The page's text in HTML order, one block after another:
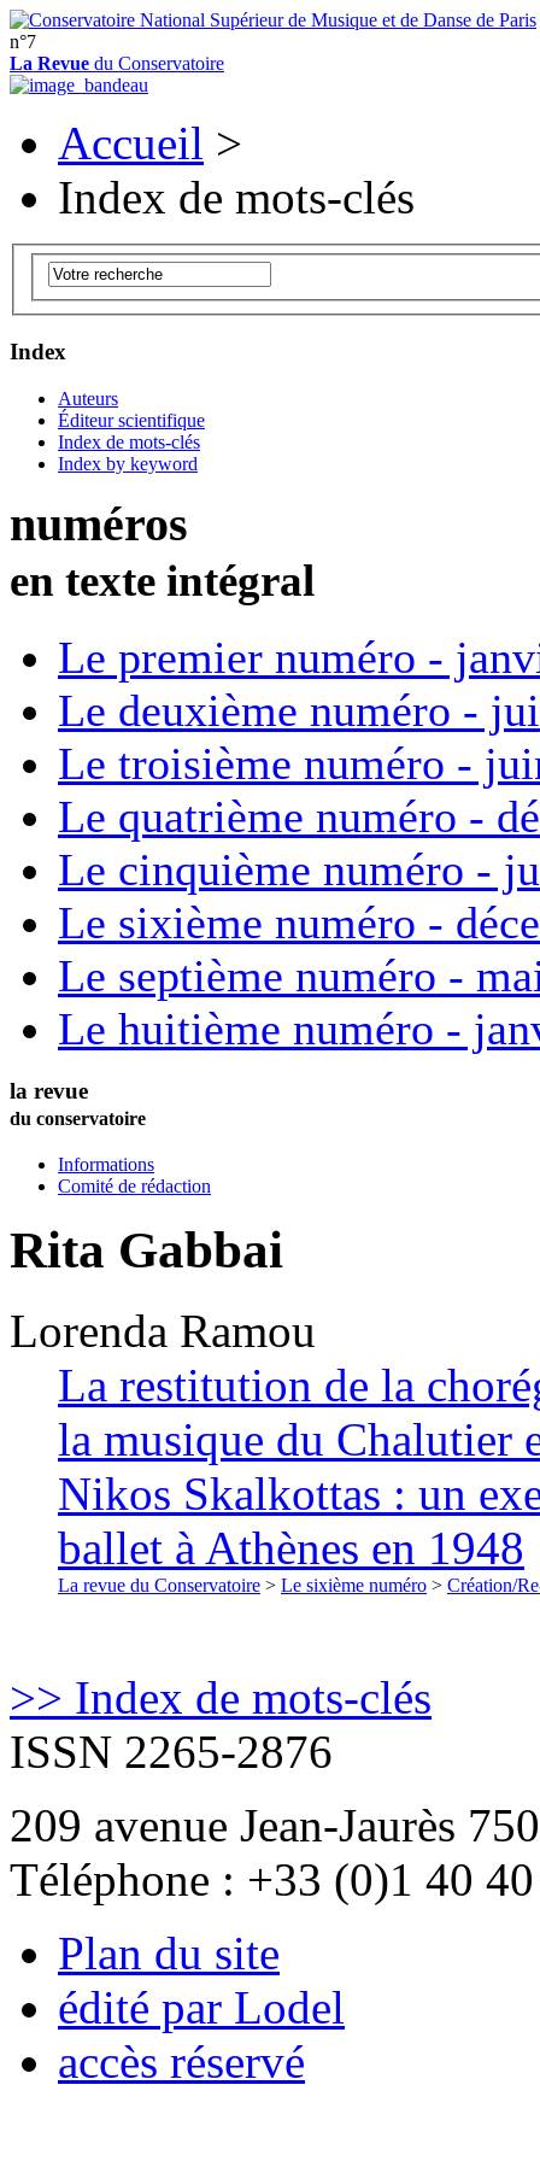
n°7
La Revue du Conservatoire
Accueil >
Index de mots-clés
Index
Auteurs
Éditeur scientifique
Index de mots-clés
Index by keyword
numéros
en texte intégral
Le premier numéro -
Le deuxième numéro -
Le troisième numéro -
Le quatrième numéro -
Le cinquième numéro -
Le sixième numéro -
Le septième numéro -
Le huitième numéro -
la revue
du conservatoire
Informations
Comité de rédaction
Rita Gabbai
Lorenda Ramou
La restitution de la
la musique du Chalutier
Nikos Skalkottas : un
ballet à Athènes en 1948
La revue du Conservatoire > Le sixième numéro > Création/
>> Index de mots-clés
ISSN 2265-2876
209 avenue Jean-Jaurès
Téléphone : +33 (0)1 40
Plan du site
édité par Lodel
accès réservé